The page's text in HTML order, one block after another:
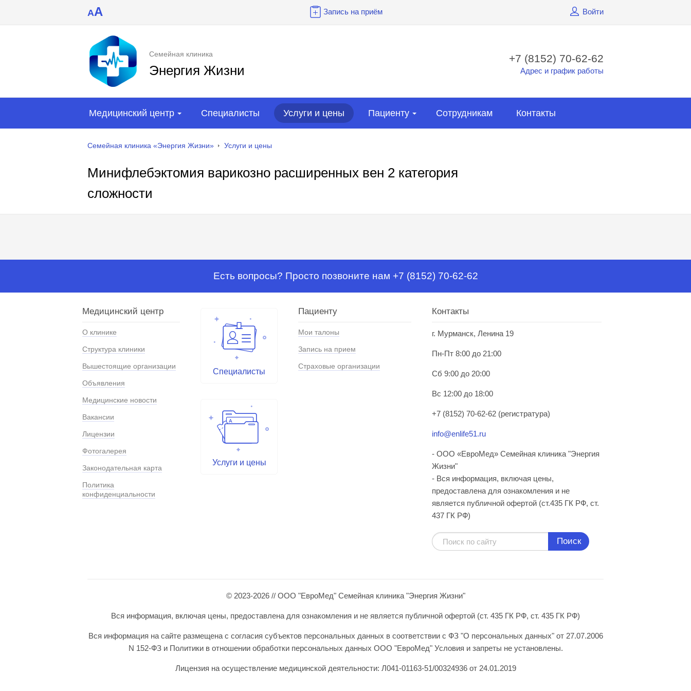
AA Запись на приём Войти
Семейная клиника
Энергия Жизни
+7 (8152) 70-62-62
Адрес и график работы
Медицинский центр Специалисты Услуги и цены Пациенту Сотрудникам Контакты
Семейная клиника «Энергия Жизни» Услуги и цены
Минифлебэктомия варикозно расширенных вен 2 категория
сложности
Есть вопросы? Просто позвоните нам +7 (8152) 70-62-62
Медицинский центр
О клинике
Структура клиники
Вышестоящие организации
Объявления
Медицинские новости
Вакансии
Лицензии
Фотогалерея
Законодательная карта
Политика
конфиденциальности
Специалисты
Услуги и цены
Пациенту
Мои талоны
Запись на прием
Страховые организации
Контакты
г. Мурманск, Ленина 19
Пн-Пт 8:00 до 21:00
Сб 9:00 до 20:00
Вс 12:00 до 18:00
+7 (8152) 70-62-62 (регистратура)
info@enlife51.ru
- ООО «ЕвроМед» Семейная клиника "Энергия
Жизни"
- Вся информация, включая цены,
предоставлена для ознакомления и не
является публичной офертой (ст.435 ГК РФ, cт.
437 ГК РФ)
Поиск
© 2023-2026 // ООО "ЕвроМед" Семейная клиника "Энергия Жизни"
Вся информация, включая цены, предоставлена для ознакомления и не является публичной офертой (ст. 435 ГК РФ, ст. 435 ГК РФ)
Вся информация на сайте размещена с согласия субъектов персональных данных в соответствии с ФЗ "О персональных данных" от 27.07.2006
N 152-ФЗ и Политики в отношении обработки персональных данных ООО "ЕвроМед" Условия и запреты не установлены.
Лицензия на осуществление медицинской деятельности: Л041-01163-51/00324936 от 24.01.2019